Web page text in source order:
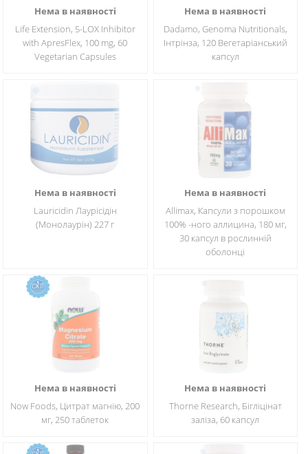
Нема в наявності
Life Extension, 5-LOX Inhibitor
with ApresFlex, 100 mg, 60
Vegetarian Capsules
Нема в наявності
Dadamo, Genoma Nutritionals,
Інтрінза, 120 Вегетаріанський
капсул
Нема в наявності
Lauricidin Лаурісідін
(Монолаурін) 227 г
Нема в наявності
Allimax, Капсули з порошком
100% -ного аллицина, 180 мг,
30 капсул в рослинній
оболонці
Нема в наявності
Now Foods, Цитрат магнію, 200
мг, 250 таблеток
Нема в наявності
Thorne Research, Бігліцінат
заліза, 60 капсул